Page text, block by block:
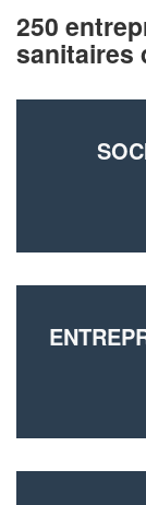
250
sanitaires